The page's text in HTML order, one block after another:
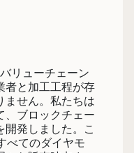
リューチェーン
者と加工工程が存
ません。私たちは
、ブロックチェー
開発しました。こ
べてのダイヤモ